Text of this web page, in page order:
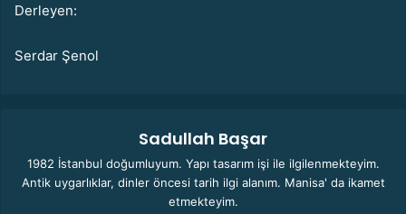
Derleyen:
Serdar Şenol
Sadullah Başar
1982 İstanbul doğumluyum. Yapı tasarım işi ile ilgilenmekteyim.
Antik uygarlıklar, dinler öncesi tarih ilgi alanım. Manisa' da ikamet
etmekteyim.